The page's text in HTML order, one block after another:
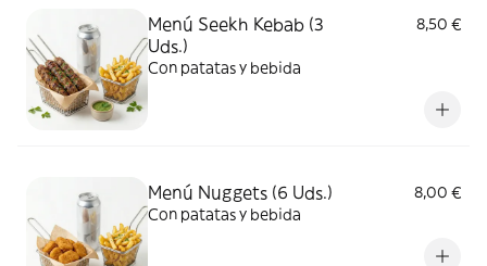
Menú Seekh Kebab (3
Uds.)
8,50 €
Con patatas y bebida
Menú Nuggets (6 Uds.)
8,00 €
Con patatas y bebida